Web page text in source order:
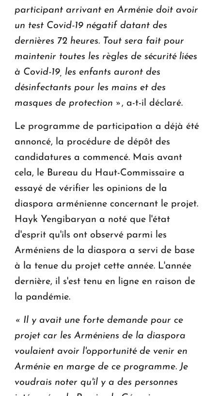
participant arrivant en Arménie doit avoir
un test Covid-19 négatif datant des
dernières 72 heures. Tout sera fait pour
maintenir toutes les règles de sécurité liées
à Covid-19, les enfants auront des
désinfectants pour les mains et des
masques de protection » , a-t-il déclaré.
Le programme de participation a déjà été
annoncé, la procédure de dépôt des
candidatures a commencé. Mais avant
cela, le Bureau du Haut-Commissaire a
essayé de vérifier les opinions de la
diaspora arménienne concernant le projet.
Hayk Yengibaryan a noté que l'état
d'esprit qu'ils ont observé parmi les
Arméniens de la diaspora a servi de base
à la tenue du projet cette année. L'année
dernière, il s'est tenu en ligne en raison de
la pandémie.
« Il y avait une forte demande pour ce
projet car les Arméniens de la diaspora
voulaient avoir l'opportunité de venir en
Arménie en marge de ce programme. Je
voudrais noter qu'il y a des personnes